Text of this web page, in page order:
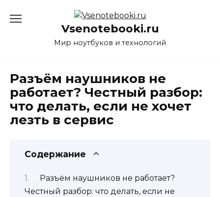
Vsenotebooki.ru
Мир ноутбуков и технологий
Разъём наушников не
работает? Честный разбор:
что делать, если не хочет
лезть в сервис
Содержание
Разъём наушников не работает?
Честный разбор: что делать, если не